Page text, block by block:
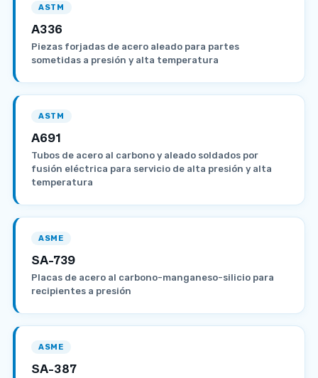
ASTM
A336
Piezas forjadas de acero aleado para partes
sometidas a presión y alta temperatura
ASTM
A691
Tubos de acero al carbono y aleado soldados por
fusión eléctrica para servicio de alta presión y alta
temperatura
ASME
SA-739
Placas de acero al carbono-manganeso-silicio para
recipientes a presión
ASME
SA-387